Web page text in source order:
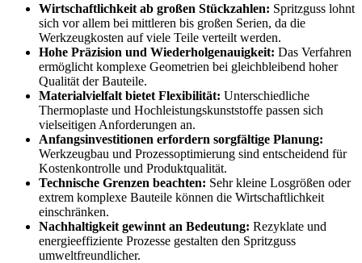
Wirtschaftlichkeit ab großen Stückzahlen: Spritzguss lohnt
sich vor allem bei mittleren bis großen Serien, da die
Werkzeugkosten auf viele Teile verteilt werden.
Hohe Präzision und Wiederholgenauigkeit: Das Verfahren
ermöglicht komplexe Geometrien bei gleichbleibend hoher
Qualität der Bauteile.
Materialvielfalt bietet Flexibilität: Unterschiedliche
Thermoplaste und Hochleistungskunststoffe passen sich
vielseitigen Anforderungen an.
Anfangsinvestitionen erfordern sorgfältige Planung:
Werkzeugbau und Prozessoptimierung sind entscheidend für
Kostenkontrolle und Produktqualität.
Technische Grenzen beachten: Sehr kleine Losgrößen oder
extrem komplexe Bauteile können die Wirtschaftlichkeit
einschränken.
Nachhaltigkeit gewinnt an Bedeutung: Rezyklate und
energieeffiziente Prozesse gestalten den Spritzguss
umweltfreundlicher.